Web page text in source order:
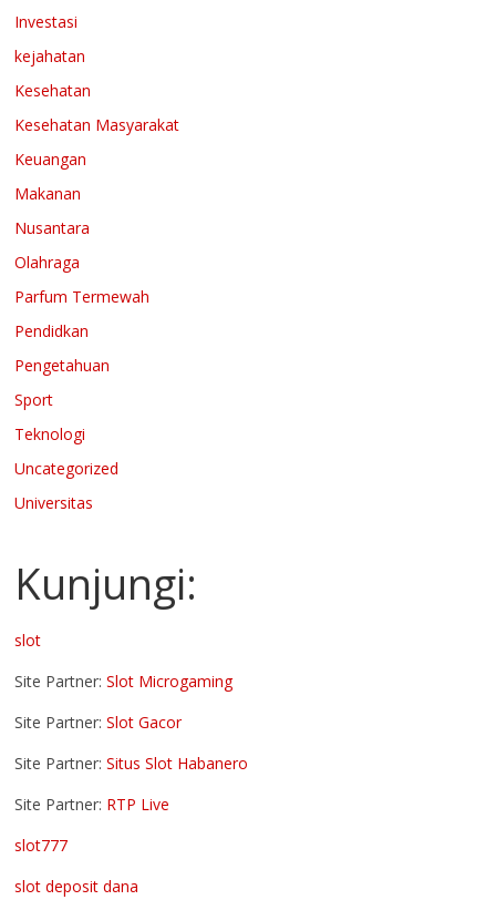
Investasi
kejahatan
Kesehatan
Kesehatan Masyarakat
Keuangan
Makanan
Nusantara
Olahraga
Parfum Termewah
Pendidkan
Pengetahuan
Sport
Teknologi
Uncategorized
Universitas
Kunjungi:
slot
Site Partner:Slot Microgaming
Site Partner:Slot Gacor
Site Partner:Situs Slot Habanero
Site Partner: RTP Live
slot777
slot deposit dana